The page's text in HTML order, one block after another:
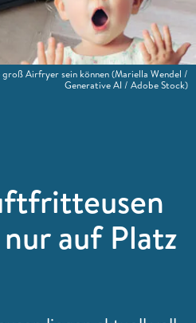
auf Platz
groß Airfryer sein können(Mariella Wendel /
Generative AI / Adobe Stock)